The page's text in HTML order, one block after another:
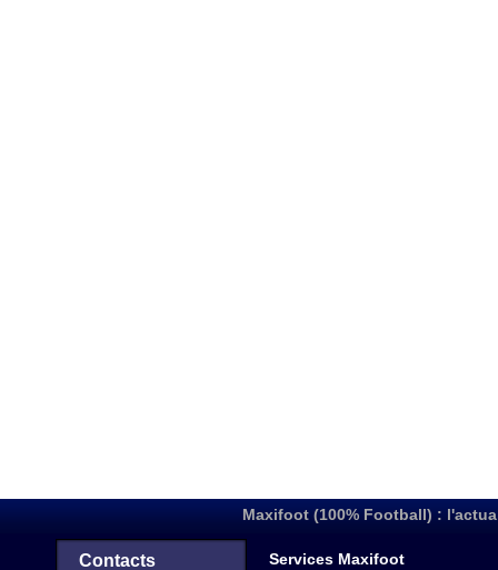
Maxifoot (100% Football) :
Contacts Services Maxifoot